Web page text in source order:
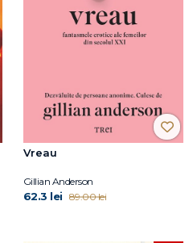
Vreau
Gillian Anderson
62.3 lei 89.00 lei